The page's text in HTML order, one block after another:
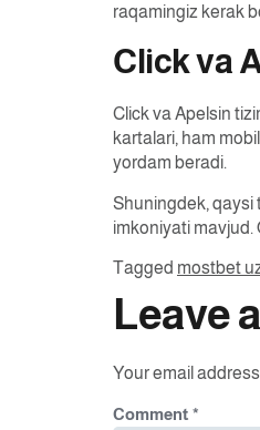
raqamingiz kerak
Click va
Click va Apelsin
kartalari, ham
yordam beradi.
Shuningdek, qaysi
imkoniyati mavjud.
Tagged mostbet
Leave
Your email
Comment *